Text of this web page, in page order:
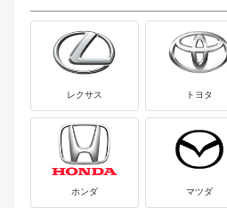
レクサス トヨタ
ホンダ マツダ